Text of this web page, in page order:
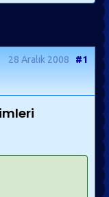
28 Aralık 2008 #1